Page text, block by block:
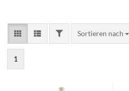
FILTERSortieren nach
Sortieren nach
1